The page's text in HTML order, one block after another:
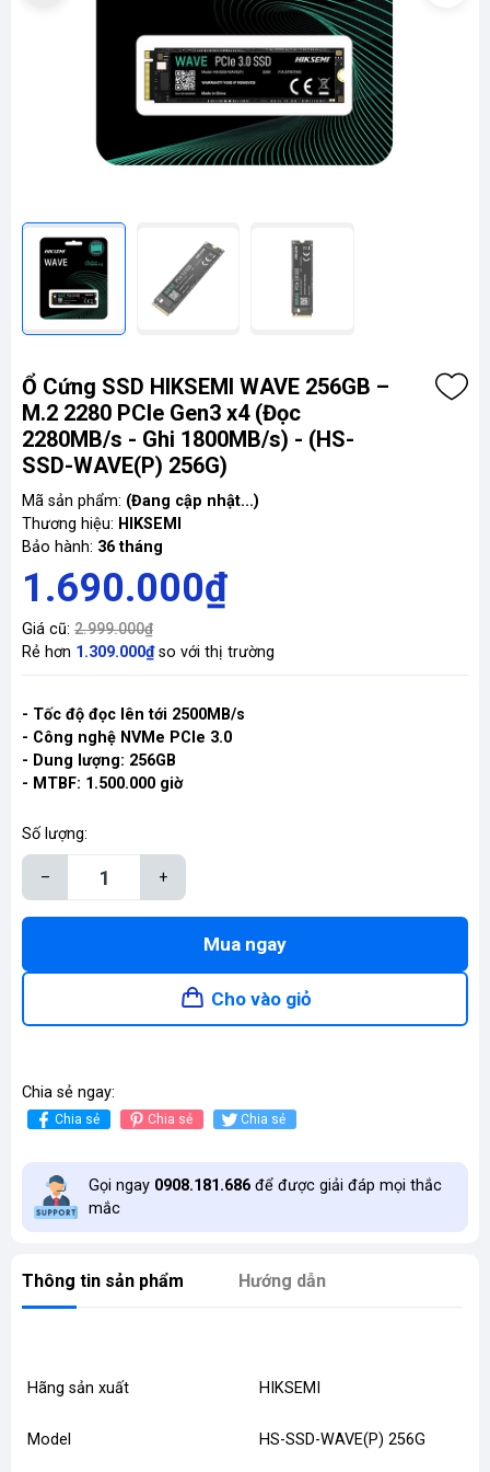
Ổ Cứng SSD HIKSEMI WAVE 256GB –
M.2 2280 PCIe Gen3 x4 (Đọc
2280MB/s - Ghi 1800MB/s) - (HS-
SSD-WAVE(P) 256G)
Mã sản phẩm: (Đang cập nhật...)
Thương hiệu: HIKSEMI
Bảo hành: 36 tháng
1.690.000₫
Giá cũ: 2.999.000₫
Rẻ hơn 1.309.000₫so với thị trường
- Tốc độ đọc lên tới 2500MB/s
- Công nghệ NVMe PCIe 3.0
- Dung lượng: 256GB
- MTBF: 1.500.000 giờ
Số lượng:
– +
Mua ngay
Cho vào giỏ
Chia sẻ ngay:
Chia sẻ Chia sẻ Chia sẻ
Gọi ngay 0908.181.686 để được giải đáp mọi thắc
mắc
Thông tin sản phẩm Hướng dẫn
Hãng sản xuất HIKSEMI
Model HS-SSD-WAVE(P) 256G